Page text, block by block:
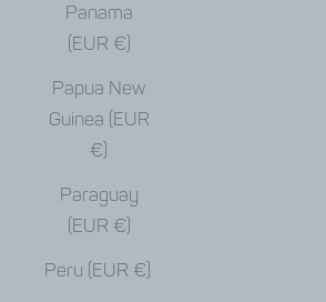
Panama
(EUR €)
Papua New
Guinea (EUR
€)
Paraguay
(EUR €)
Peru (EUR €)